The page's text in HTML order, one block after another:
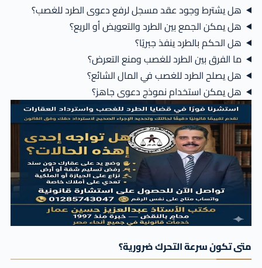
هل يشترط وجود عقد مسجل لرفع دعوى الطرد للغصب؟
هل يمكن الجمع بين الطرد والتعويض أو الريع؟
هل الحكم بالطرد ينفذ جبريًا؟
ما الفرق بين الطرد للغصب ومنع التعرض؟
هل يصلح الطرد للغصب في المال الشائع؟
هل يمكن استخدام نموذج دعوى جاهز؟
متى تكون سرعة التحرك ضرورية؟